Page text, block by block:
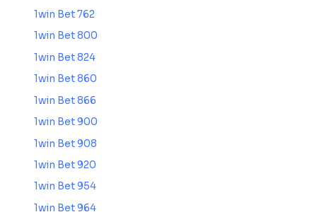
1win Bet 762
1win Bet 800
1win Bet 824
1win Bet 860
1win Bet 866
1win Bet 900
1win Bet 908
1win Bet 920
1win Bet 954
1win Bet 964